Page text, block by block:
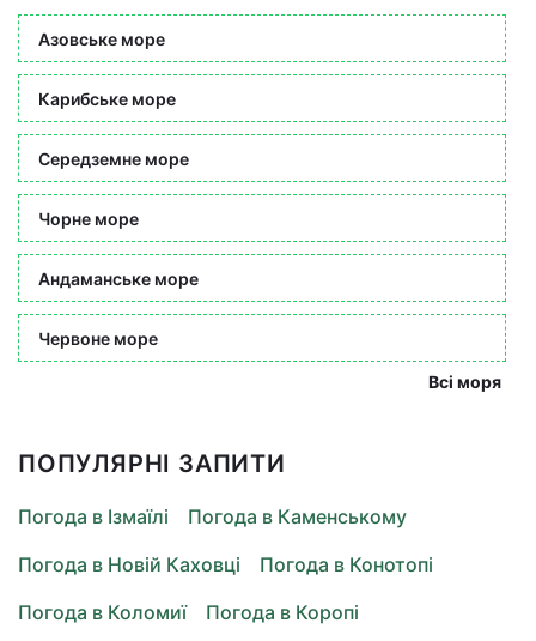
Азовське море
Карибське море
Середземне море
Чорне море
Андаманське море
Червоне море
Всі моря
ПОПУЛЯРНІ ЗАПИТИ
Погода в Ізмаїлі
Погода в Каменському
Погода в Новій Каховці
Погода в Конотопі
Погода в Коломиї
Погода в Коропі